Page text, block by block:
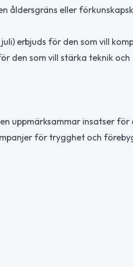
åldersgräns eller
erbjuds för den som vill
den som vill stärka teknik och
uppmärksammar insatser för
för trygghet och